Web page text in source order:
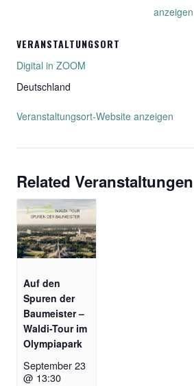
VERANSTALTUNGSORT
Digital in ZOOM
Deutschland
Veranstaltungsort-Website anzeigen
anzeigen
Related Veranstaltungen
Auf den
Spuren der
Baumeister –
Waldi-Tour im
Olympiapark
September 23
@ 13:30